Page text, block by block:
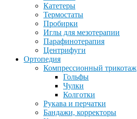
Катетеры
Термостаты
Пробирки
Иглы для мезотерапии
Парафинотерапия
Центрифуги
Ортопедия
Компрессионный трикотаж
Гольфы
Чулки
Колготки
Рукава и перчатки
Бандажи, корректоры